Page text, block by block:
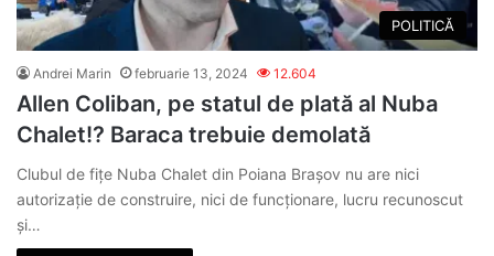
POLITICĂ
Andrei Marin februarie 13, 2024 12.604
Allen Coliban, pe statul de plată al Nuba
Chalet!? Baraca trebuie demolată
Clubul de fițe Nuba Chalet din Poiana Brașov nu are nici
autorizație de construire, nici de funcționare, lucru recunoscut
și…